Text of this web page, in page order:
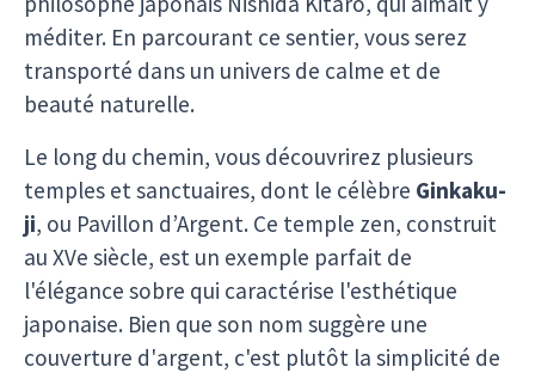
méditer. En parcourant ce sentier, vous serez
transporté dans un univers de calme et de
beauté naturelle.
Le long du chemin, vous découvrirez plusieurs
temples et sanctuaires, dont le célèbre Ginkaku-
ji, ou Pavillon d’Argent. Ce temple zen, construit
au XVe siècle, est un exemple parfait de
l'élégance sobre qui caractérise l'esthétique
japonaise. Bien que son nom suggère une
couverture d'argent, c'est plutôt la simplicité de